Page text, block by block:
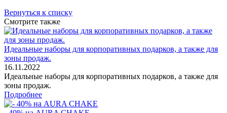
Вернуться к списку
Смотрите также
Идеальные наборы для корпоративных подарков, а также для
зоны продаж.
16.11.2022
Идеальные наборы для корпоративных подарков, а также для
зоны продаж.
Подробнее